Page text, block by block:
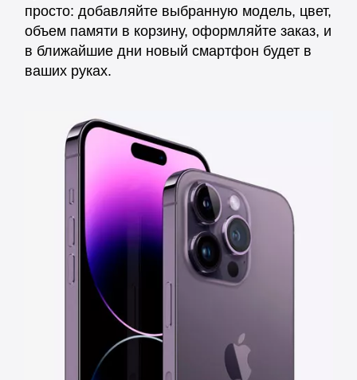
просто: добавляйте выбранную модель, цвет,
объем памяти в корзину, оформляйте заказ, и
в ближайшие дни новый смартфон будет в
ваших руках.